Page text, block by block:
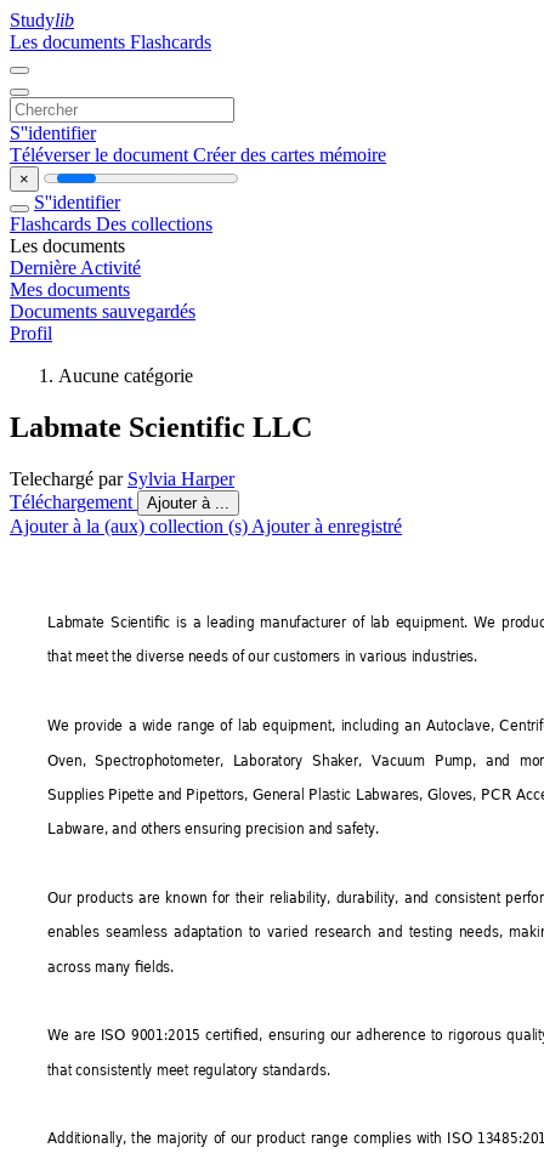
Studylib
Les documents Flashcards
S''identifier
Téléverser le document Créer des cartes mémoire
×
S''identifier
Flashcards Des collections
Les documents
Dernière Activité
Mes documents
Documents sauvegardés
Profil
Aucune catégorie
Labmate Scientific LLC
Telechargé par Sylvia Harper
Téléchargement
Ajouter à ...
Ajouter à la (aux) collection (s) Ajouter à enregistré
Labmate Scientific is a leading manufacturer of lab equipment. We
that meet the diverse needs of our customers in various industries.
We provide a wide range of lab equipment, including an Autoclave,
Oven, Spectrophotometer, Laboratory Shaker, Vacuum Pump, and
Supplies Pipette and Pipettors, General Plastic Labwares, Gloves, PCR
Labware, and others ensuring precision and safety.
Our products are known for their reliability, durability, and consistent
enables seamless adaptation to varied research and testing needs,
across many fields.
We are ISO 9001:2015 certified, ensuring our adherence to rigorous
that consistently meet regulatory standards.
Additionally, the majority of our product range complies with ISO